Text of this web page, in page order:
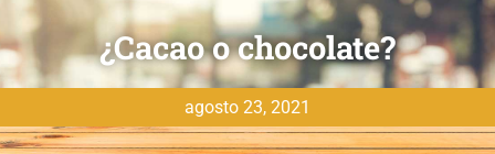
¿Cacao o chocolate?
agosto 23, 2021